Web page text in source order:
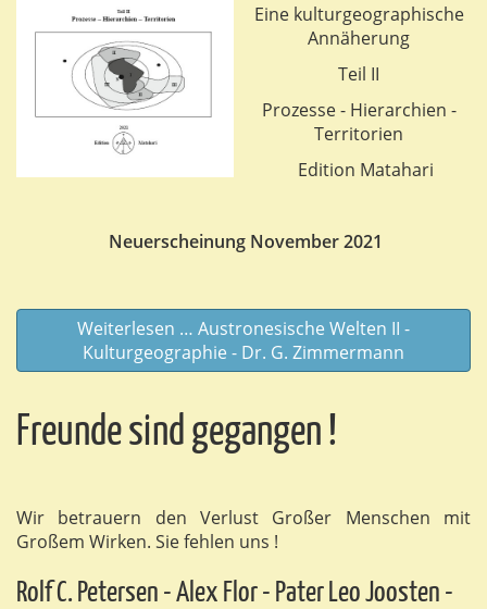
Eine kulturgeographische
Annäherung
Teil II
Prozesse - Hierarchien -
Territorien
Edition Matahari
Neuerscheinung November 2021
Weiterlesen … Austronesische Welten II -
Kulturgeographie - Dr. G. Zimmermann
Freunde sind gegangen !
Wir betrauern den Verlust Großer Menschen mit
Großem Wirken. Sie fehlen uns !
Rolf C. Petersen - Alex Flor - Pater Leo Joosten -